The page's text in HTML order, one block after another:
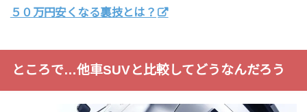
５０万円安くなる裏技とは？
ところで…他車SUVと比較してどうなんだろう